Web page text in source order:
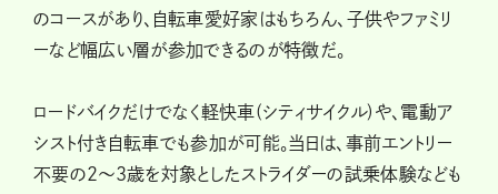
のコースがあり、自転車愛好家はもちろん、子供やファミリ
ーなど幅広い層が参加できるのが特徴だ。
ロードバイクだけでなく軽快車(シティサイクル)や、電動ア
シスト付き自転車でも参加が可能。当日は、事前エントリー
不要の2〜3歳を対象としたストライダーの試乗体験なども